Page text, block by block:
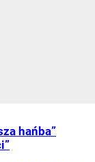
hańba”